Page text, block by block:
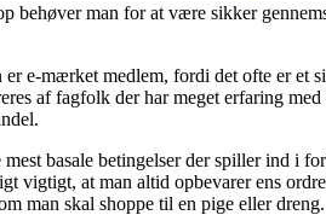
behøver man for at være sikker
e-mærket medlem, fordi det ofte er et
af fagfolk der har meget erfaring
basale betingelser der spiller ind i
vigtigt, at man altid opbevarer ens
man skal shoppe til en pige eller dreng.